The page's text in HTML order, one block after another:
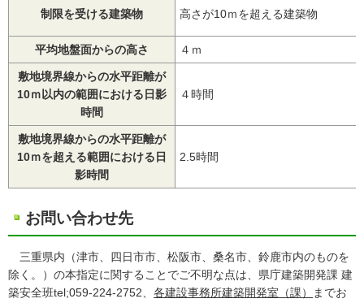
制限を受ける建築物 高さが10ｍを超える建築物
平均地盤面からの高さ ４ｍ
敷地境界線からの水平距離が
10ｍ以内の範囲における日影
時間
４時間
敷地境界線からの水平距離が
10ｍを超える範囲における日
影時間
2.5時間
お問い合わせ先
三重県内（津市、四日市市、松阪市、桑名市、鈴鹿市内のものを
除く。）の本指定に関することでご不明な点は、県庁建築開発課 建
築安全班tel;059-224-2752、 各建設事務所建築開発室（課）
までお